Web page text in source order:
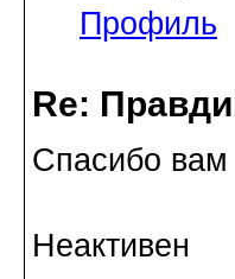
Профиль
Re:
Спасибо
Неактивен